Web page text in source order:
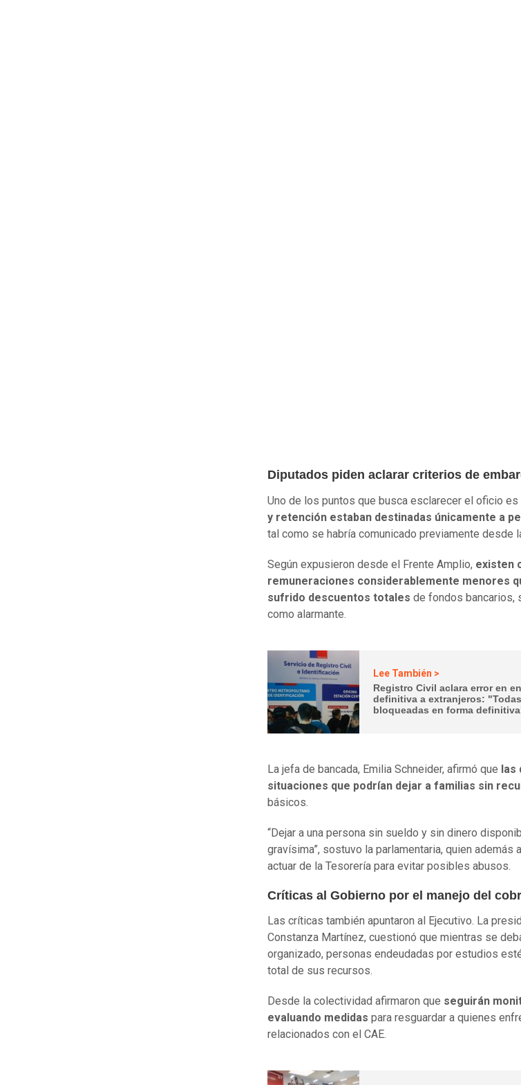
Diputados piden aclarar criterios de
Uno de los puntos que busca esclarecer el oficio es
y retención estaban destinadas únicamente a
tal como se habría comunicado previamente desde
Según expusieron desde el Frente Amplio, existen
remuneraciones considerablemente menores
sufrido descuentos totales de fondos bancarios,
como alarmante.
Lee También >
Registro Civil aclara error en
definitiva a extranjeros:
bloqueadas en forma
La jefa de bancada, Emilia Schneider, afirmó que las
situaciones que podrían dejar a familias sin
básicos.
“Dejar a una persona sin sueldo y sin dinero
gravísima”, sostuvo la parlamentaria, quien además
actuar de la Tesorería para evitar posibles abusos.
Críticas al Gobierno por el manejo del
Las críticas también apuntaron al Ejecutivo. La
Constanza Martínez, cuestionó que mientras se
organizado, personas endeudadas por estudios
total de sus recursos.
Desde la colectividad afirmaron que seguirán
evaluando medidas para resguardar a quienes
relacionados con el CAE.